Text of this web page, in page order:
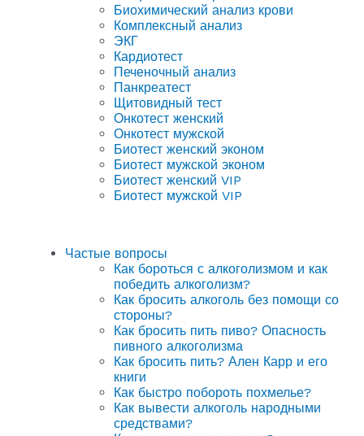
Биохимический анализ крови
Комплексный анализ
ЭКГ
Кардиотест
Печеночный анализ
Панкреатест
Щитовидный тест
Онкотест женский
Онкотест мужской
Биотест женский эконом
Биотест мужской эконом
Биотест женский VIP
Биотест мужской VIP
Частые вопросы
Как бороться с алкоголизмом и как
победить алкоголизм?
Как бросить алкоголь без помощи со
стороны?
Как бросить пить пиво? Опасность
пивного алкоголизма
Как бросить пить? Ален Карр и его
книги
Как быстро побороть похмелье?
Как вывести алкоголь народными
средствами?